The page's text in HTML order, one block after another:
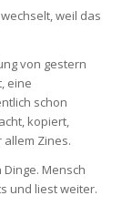
weil das
von gestern
eine
schon
kopiert,
Zines.
Mensch
und liest weiter.